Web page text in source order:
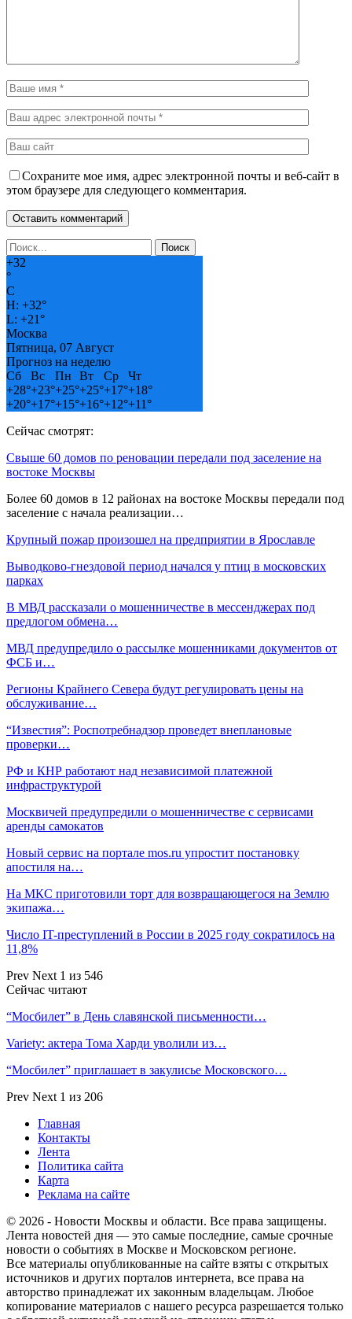
Сохраните мое имя, адрес электронной почты и веб-сайт в
этом браузере для следующего комментария.
+32
°
C
H: +32°
L: +21°
Москва
Пятница, 07 Август
Прогноз на неделю
Сб
Вс Пн Вт Ср
Чт
+28°+23°+25°+25°+17°+18°
+20°+17°+15°+16°+12°+11°
Сейчас смотрят:
Свыше 60 домов по реновации передали под заселение на
востоке Москвы
Более 60 домов в 12 районах на востоке Москвы передали под
заселение с начала реализации…
Крупный пожар произошел на предприятии в Ярославле
Выводково-гнездовой период начался у птиц в московских
парках
В МВД рассказали о мошенничестве в мессенджерах под
предлогом обмена…
МВД предупредило о рассылке мошенниками документов от
ФСБ и…
Регионы Крайнего Севера будут регулировать цены на
обслуживание…
“Известия”: Роспотребнадзор проведет внеплановые
проверки…
РФ и КНР работают над независимой платежной
инфраструктурой
Москвичей предупредили о мошенничестве с сервисами
аренды самокатов
Новый сервис на портале mos.ru упростит постановку
апостиля на…
На МКС приготовили торт для возвращающегося на Землю
экипажа…
Число IT-преступлений в России в 2025 году сократилось на
11,8%
Prev Next 1 из 546
Сейчас читают
“Мосбилет” в День славянской письменности…
Variety: актера Тома Харди уволили из…
“Мосбилет” приглашает в закулисье Московского…
Prev Next 1 из 206
Главная
Контакты
Лента
Политика сайта
Карта
Реклама на сайте
© 2026 - Новости Москвы и области. Все права защищены.
Лента новостей дня — это самые последние, самые срочные
новости о событиях в Москве и Московском регионе.
Все материалы опубликованные на сайте взяты с открытых
источников и других порталов интернета, все права на
авторство принадлежат их законным владельцам. Любое
копирование материалов с нашего ресурса разрешается только